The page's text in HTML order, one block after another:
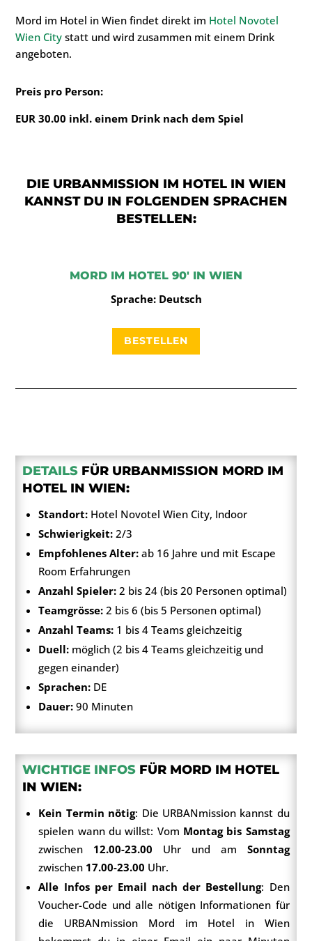
Mord im Hotel in Wien findet direkt im Hotel Novotel
Wien City statt und wird zusammen mit einem Drink
angeboten.
Preis pro Person:
EUR 30.00 inkl. einem Drink nach dem Spiel
DIE URBANMISSION IM HOTEL IN WIEN
KANNST DU IN FOLGENDEN SPRACHEN
BESTELLEN:
MORD IM HOTEL 90′ IN WIEN
Sprache: Deutsch
BESTELLEN
DETAILS FÜR URBANMISSION MORD IM
HOTEL IN WIEN:
Standort: Hotel Novotel Wien City, Indoor
Schwierigkeit: 2/3
Empfohlenes Alter: ab 16 Jahre und mit Escape
Room Erfahrungen
Anzahl Spieler: 2 bis 24 (bis 20 Personen optimal)
Teamgrösse: 2 bis 6 (bis 5 Personen optimal)
Anzahl Teams: 1 bis 4 Teams gleichzeitig
Duell: möglich (2 bis 4 Teams gleichzeitig und
gegen einander)
Sprachen: DE
Dauer: 90 Minuten
WICHTIGE INFOS FÜR MORD IM HOTEL
IN WIEN:
Kein Termin nötig: Die URBANmission kannst du
spielen wann du willst: Vom Montag bis Samstag
zwischen 12.00-23.00 Uhr und am Sonntag
zwischen 17.00-23.00 Uhr.
Alle Infos per Email nach der Bestellung: Den
Voucher-Code und alle nötigen Informationen für
die URBANmission Mord im Hotel in Wien